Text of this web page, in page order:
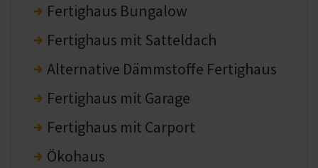
Fertighaus Bungalow
Fertighaus mit Satteldach
Alternative Dämmstoffe Fertighaus
Fertighaus mit Garage
Fertighaus mit Carport
Ökohaus